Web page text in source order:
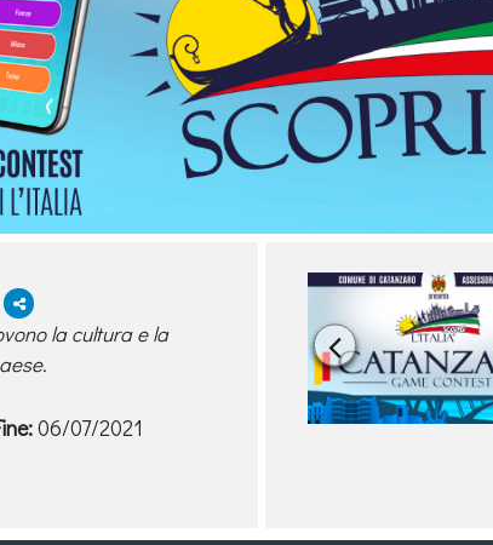
la cultura e la
06/07/2021
